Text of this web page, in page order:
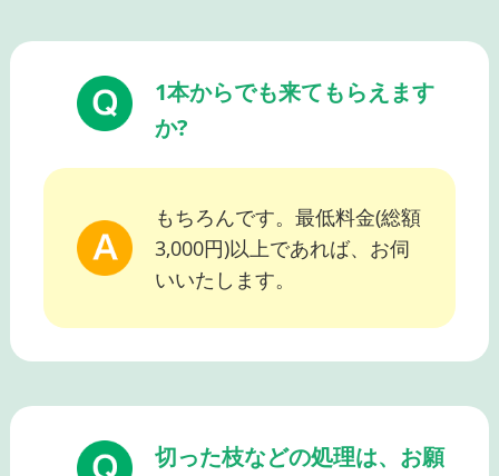
1本からでも来てもらえます
か?
もちろんです。最低料金(総額
3,000円)以上であれば、お伺
いいたします。
切った枝などの処理は、お願